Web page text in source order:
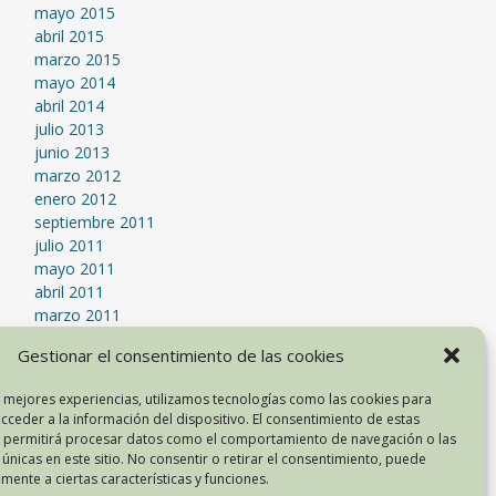
Gestionar el consentimiento de las cookies
mejores experiencias, utilizamos tecnologías como las cookies para
a la información del dispositivo. El consentimiento de estas
procesar datos como el comportamiento de navegación o las
en este sitio. No consentir o retirar el consentimiento, puede
a ciertas características y funciones.
mayo 2015
abril 2015
marzo 2015
mayo 2014
abril 2014
julio 2013
junio 2013
marzo 2012
enero 2012
septiembre 2011
julio 2011
mayo 2011
abril 2011
marzo 2011
abril 2010
META